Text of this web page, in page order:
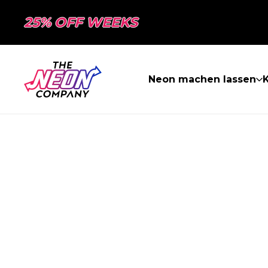
25% OFF WEEKS
Neon machen lassen